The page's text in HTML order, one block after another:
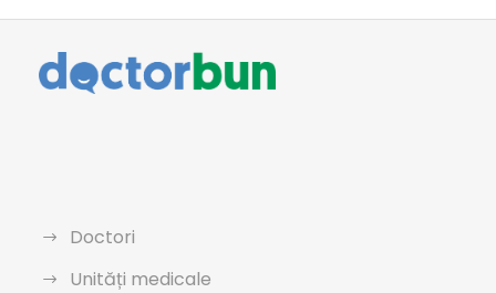
Doctori
Unități medicale